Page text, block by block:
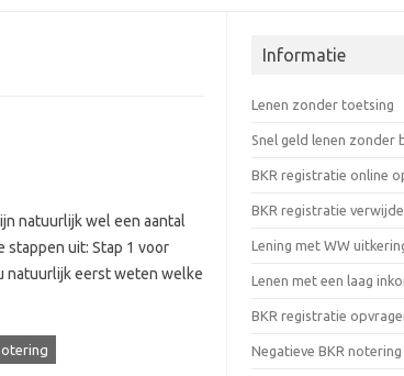
natuurlijk wel een aantal
stappen uit: Stap 1 voor
natuurlijk eerst weten welke
Informatie
Lenen zonder toetsing
Snel geld lenen zonder
BKR registratie online
BKR registratie
Lening met WW
Lenen met een laag
BKR registratie
Negatieve BKR notering